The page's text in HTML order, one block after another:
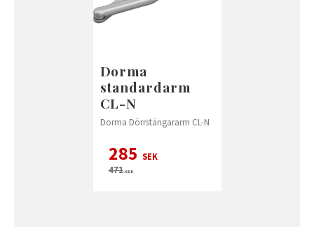
Dorma
standardarm
CL-N
Dorma Dörrstängararm CL-N
285 SEK
471SEK